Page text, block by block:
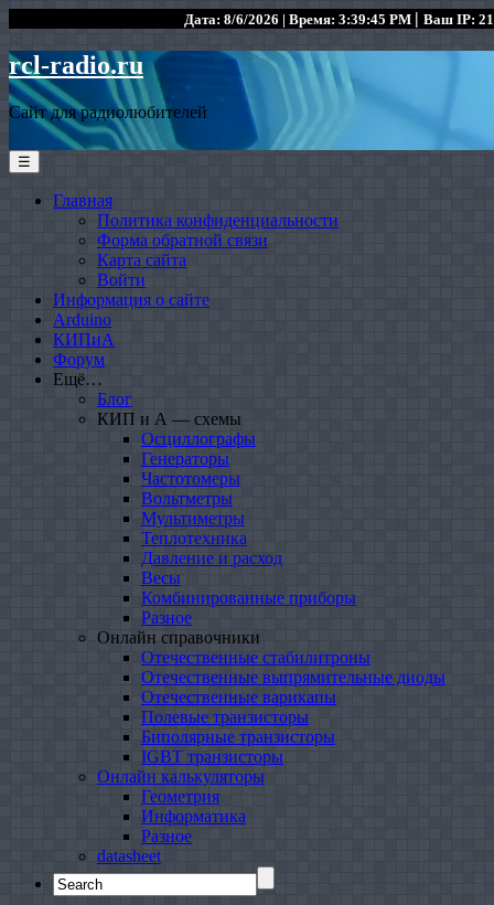
Дата: 8/6/2026 | Время: 3:39:45 PM | Ваш IP:
rcl-radio.ru
Сайт для радиолюбителей
☰
Главная
Политика конфиденциальности
Форма обратной связи
Карта сайта
Войти
Информация о сайте
Arduino
КИПиА
Форум
Ещё…
Блог
КИП и А — схемы
Осциллографы
Генераторы
Частотомеры
Вольтметры
Мультиметры
Теплотехника
Давление и расход
Весы
Комбинированные приборы
Разное
Онлайн справочники
Отечественные стабилитроны
Отечественные выпрямительные диоды
Отечественные варикапы
Полевые транзисторы
Биполярные транзисторы
IGBT транзисторы
Онлайн калькуляторы
Геометрия
Информатика
Разное
datasheet
Search
for: